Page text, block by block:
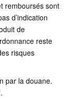
remboursés sont
d’indication
de
reste
risques
par la douane.